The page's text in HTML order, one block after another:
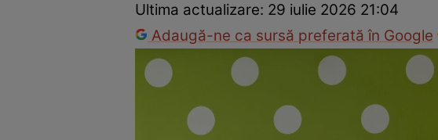
Ultima actualizare: 29 iulie 2026 21:04
Adaugă-ne ca sursă preferată în Google